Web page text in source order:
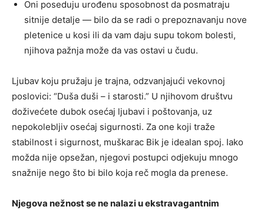
Oni poseduju urođenu sposobnost da posmatraju
sitnije detalje — bilo da se radi o prepoznavanju nove
pletenice u kosi ili da vam daju supu tokom bolesti,
njihova pažnja može da vas ostavi u čudu.
Ljubav koju pružaju je trajna, odzvanjajući vekovnoj
poslovici: “Duša duši – i starosti.” U njihovom društvu
doživećete dubok osećaj ljubavi i poštovanja, uz
nepokolebljiv osećaj sigurnosti. Za one koji traže
stabilnost i sigurnost, muškarac Bik je idealan spoj. Iako
možda nije opsežan, njegovi postupci odjekuju mnogo
snažnije nego što bi bilo koja reč mogla da prenese.
Njegova nežnost se ne nalazi u ekstravagantnim